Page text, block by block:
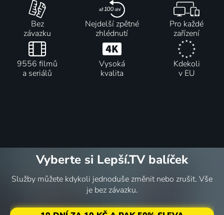
Bez
závazku
Nejdelší zpětné
zhlédnutí
Pro každé
zařízení
9556 filmů
a seriálů
Vysoká
kvalita
Kdekoli
v EU
Vyberte si Lepší.TV balíček
Služby můžete kdykoli jednoduše změnit nebo zrušit. Vše
je bez závazku.